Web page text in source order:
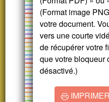
(Format image
votre document.
vers une courte
de récupérer votre
que votre bloqueur
désactivé.)